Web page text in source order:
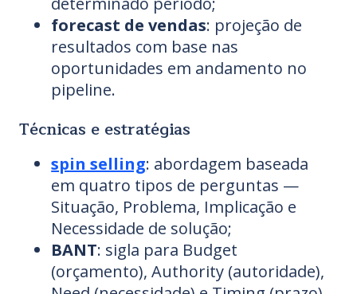
forecast de vendas: projeção de
resultados com base nas
oportunidades em andamento no
pipeline.
Técnicas e estratégias
spin selling: abordagem baseada
em quatro tipos de perguntas —
Situação, Problema, Implicação e
Necessidade de solução;
BANT: sigla para Budget
(orçamento), Authority (autoridade),